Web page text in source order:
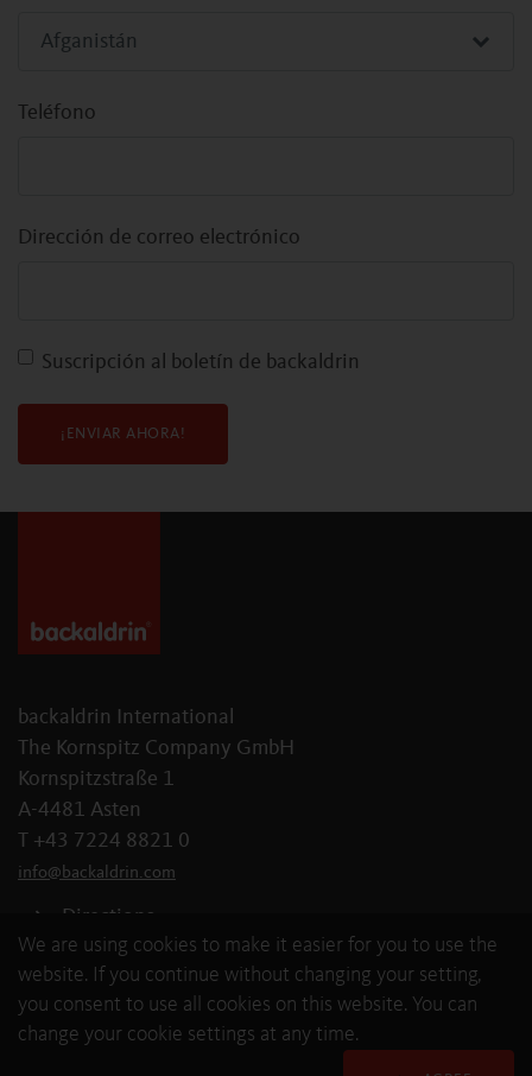
Teléfono
Dirección de correo electrónico
Suscripción al boletín de backaldrin
¡ENVIAR AHORA!
backaldrin International
The Kornspitz Company GmbH
Kornspitzstraße 1
A-4481 Asten
T +43 7224 8821 0
info@backaldrin. com
Directions
We are using cookies to make it easier for you to use the
website. If you continue without changing your setting,
you consent to use all cookies on this website. You can
change your cookie settings at any time.